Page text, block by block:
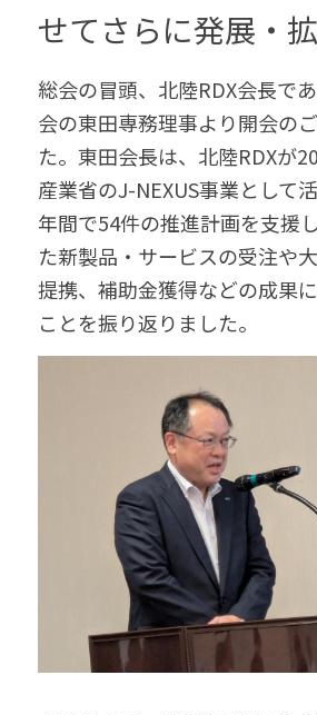
せてさらに発展・
総会の冒頭、北陸RDX会長で
会の東田専務理事より開会の
た。東田会長は、北陸RDXが
産業省のJ-NEXUS事業として
年間で54件の推進計画を支援
た新製品・サービスの受注や
提携、補助金獲得などの成果
ことを振り返りました。